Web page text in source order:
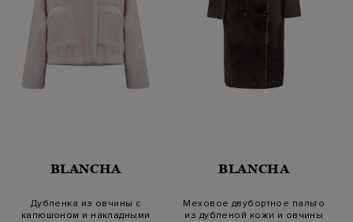
BLANCHA
Дубленка из овчины с
капюшоном и накладными
BLANCHA
Меховое двубортное пальто
из дубленой кожи и овчины